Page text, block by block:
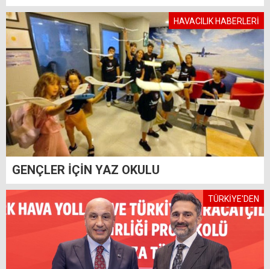
HAVACILIK HABERLERİ
GENÇLER İÇİN YAZ OKULU
TÜRKİYE'DEN